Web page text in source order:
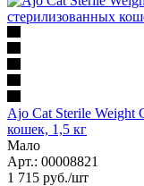
Ajo Cat Sterile Weight
кошек, 1,5 кг
Мало
Арт.: 00008821
1 715 руб./шт